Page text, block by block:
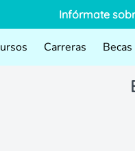
Infórmate
Carreras Becas